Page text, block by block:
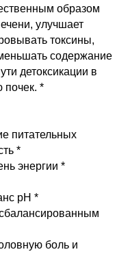
образом
улучшает
токсины,
содержание
детоксикации в
почек. *
питательных
*
энергии *
pH *
боль и